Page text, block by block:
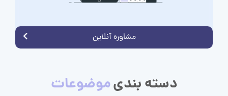
مشاوره آنلاین
دسته بندیموضوعات